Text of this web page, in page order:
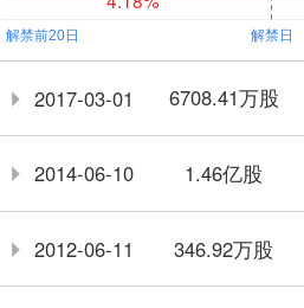
2017-03-01 6708.41万股
2014-06-10 1.46亿股
2012-06-11 346.92万股